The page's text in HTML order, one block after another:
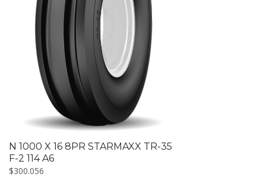
N 1000 X 16 8PR STARMAXX TR-35
F-2 114 A6
$300.056